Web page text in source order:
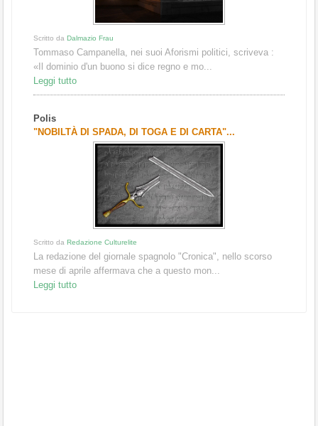
Scritto da Dalmazio Frau
Tommaso Campanella, nei suoi Aforismi politici, scriveva :
«Il dominio d'un buono si dice regno e mo...
Leggi tutto
Polis
"NOBILTÀ DI SPADA, DI TOGA E DI CARTA"...
Scritto da Redazione Culturelite
La redazione del giornale spagnolo "Cronica", nello scorso
mese di aprile affermava che a questo mon...
Leggi tutto